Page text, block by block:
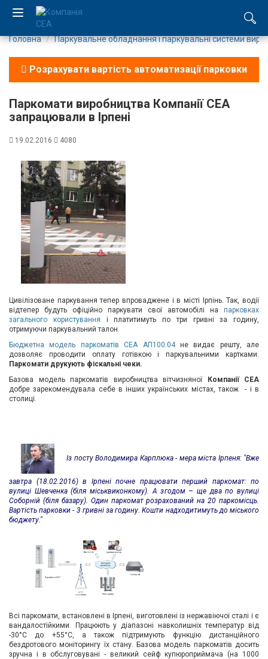
RU
Компанія
Каталог
Виробництво
Послуги
Новини
Вакансії
Вхід/
авторизація
Виробники
Контакти
Доставка
Блог
Головна Паркувальне обладнання і паркувальні системи
Розрахувати вартість автоматизації парковки
Паркомати виробництва Компанії СЕА
запрацювали в Ірпені
19.02.2016 4080
Цивілізоване паркування тепер впроваджене і в місті Ірпінь. Так, водії
відтепер будуть офіційно паркувати свої автомобілі на парковках
загального користування і платитимуть по три гривні за годину,
отримуючи паркувальний талон.
Бюджетна модель паркоматів СЕА АП100.04не видає решту, але
дозволяє проводити оплату готівкою і паркувальними картками.
Паркомати друкують фіскальні чеки.
Базова модель паркоматів виробництва вітчизняної
Компанії СЕА
добре зарекомендувала себе в інших українських містах, також - і в
столиці.
Із посту Володимира Карплюка - мера міста Ірпеня: "Вже
завтра (18.02.2016) в Ірпені почне працювати перший паркомат: по
вулиці Шевченка (біля міськвиконкому). А згодом – ще два по вулиці
Соборній (біля базару). Один паркомат розрахований на 20 паркомісць.
Вартість парковки - 3 гривні за годину. Кошти надходитимуть до міського
бюджету."
Всі паркомати, встановлені в Ірпені, виготовлені із нержавіючої сталі і є
вандалостійкими. Працюють у діапазоні навколишніх температур від
-30°С до +55°С, а також підтримують функцію дистанційного
бездротового моніторингу їх стану. Базова модель паркоматів досить
зручна і в обслуговувані - великий сейф купюроприймача (на 1000